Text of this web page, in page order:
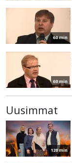
60 min
60 min
Uusimmat
120 min